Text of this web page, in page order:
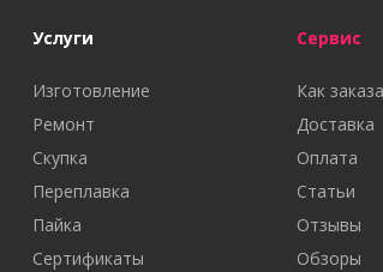
Услуги
Изготовление
Ремонт
Скупка
Переплавка
Пайка
Сертификаты
Сервис
Как
Доставка
Оплата
Статьи
Отзывы
Обзоры